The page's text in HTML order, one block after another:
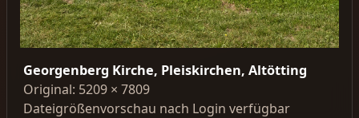
Georgenberg Kirche, Pleiskirchen, Altötting
Original: 5209 × 7809
Dateigrößenvorschau nach Login verfügbar